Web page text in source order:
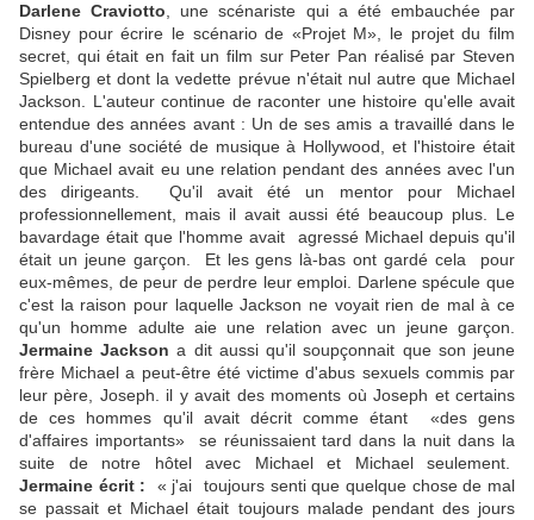
Darlene Craviotto , une scénariste qui a été embauchée par
Disney pour écrire le scénario de «Projet M», le projet du film
secret, qui était en fait un film sur Peter Pan réalisé par Steven
Spielberg et dont la vedette prévue n'était nul autre que Michael
Jackson. L'auteur continue de raconter une histoire qu'elle avait
entendue des années avant : Un de ses amis a travaillé dans le
bureau d'une société de musique à Hollywood, et l'histoire était
que Michael avait eu une relation pendant des années avec l'un
des dirigeants. Qu'il avait été un mentor pour Michael
professionnellement, mais il avait aussi été beaucoup plus. Le
bavardage était que l'homme avait agressé Michael depuis qu'il
était un jeune garçon. Et les gens là-bas ont gardé cela pour
eux-mêmes, de peur de perdre leur emploi. Darlene spécule que
c'est la raison pour laquelle Jackson ne voyait rien de mal à ce
qu'un homme adulte aie une relation avec un jeune garçon.
Jermaine Jackson a dit aussi qu'il soupçonnait que son jeune
frère Michael a peut-être été victime d'abus sexuels commis par
leur père, Joseph. il y avait des moments où Joseph et certains
de ces hommes qu'il avait décrit comme étant «des gens
d'affaires importants» se réunissaient tard dans la nuit dans la
suite de notre hôtel avec Michael et Michael seulement.
Jermaine écrit : « j'ai toujours senti que quelque chose de mal
se passait et Michael était toujours malade pendant des jours